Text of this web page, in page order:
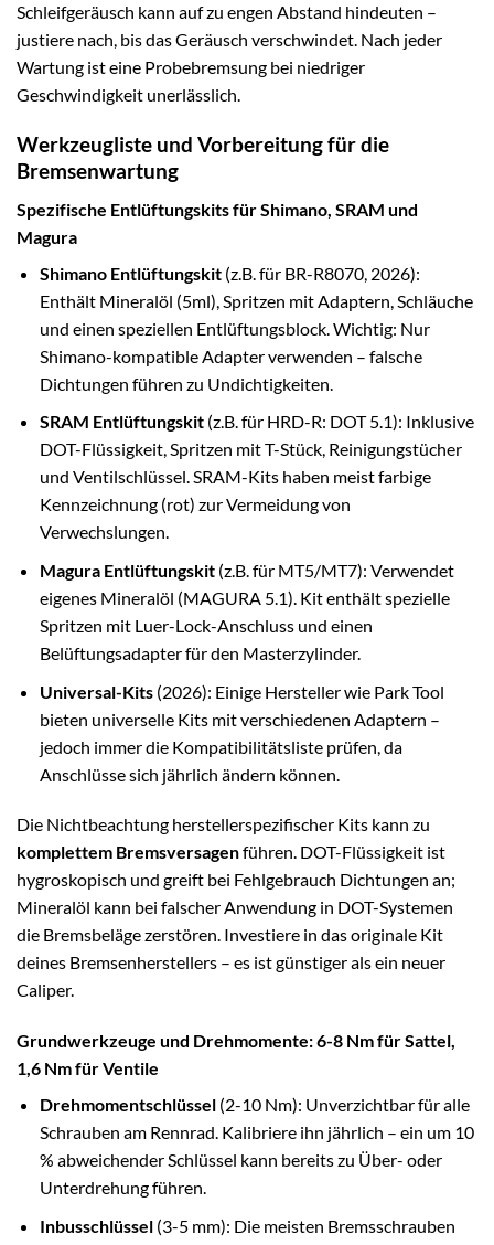
Schleifgeräusch kann auf zu engen Abstand hindeuten –
justiere nach, bis das Geräusch verschwindet. Nach jeder
Wartung ist eine Probebremsung bei niedriger
Geschwindigkeit unerlässlich.
Werkzeugliste und Vorbereitung für die
Bremsenwartung
Spezifische Entlüftungskits für Shimano, SRAM und
Magura
Shimano Entlüftungskit(z.B. für BR-R8070, 2026):
Enthält Mineralöl (5ml), Spritzen mit Adaptern, Schläuche
und einen speziellen Entlüftungsblock. Wichtig: Nur
Shimano-kompatible Adapter verwenden – falsche
Dichtungen führen zu Undichtigkeiten.
SRAM Entlüftungskit(z.B. für HRD-R: DOT 5.1): Inklusive
DOT-Flüssigkeit, Spritzen mit T-Stück, Reinigungstücher
und Ventilschlüssel. SRAM-Kits haben meist farbige
Kennzeichnung (rot) zur Vermeidung von
Verwechslungen.
Magura Entlüftungskit(z.B. für MT5/MT7): Verwendet
eigenes Mineralöl (MAGURA 5.1). Kit enthält spezielle
Spritzen mit Luer-Lock-Anschluss und einen
Belüftungsadapter für den Masterzylinder.
Universal-Kits(2026): Einige Hersteller wie Park Tool
bieten universelle Kits mit verschiedenen Adaptern –
jedoch immer die Kompatibilitätsliste prüfen, da
Anschlüsse sich jährlich ändern können.
Die Nichtbeachtung herstellerspezifischer Kits kann zu
komplettem Bremsversagenführen. DOT-Flüssigkeit ist
hygroskopisch und greift bei Fehlgebrauch Dichtungen an;
Mineralöl kann bei falscher Anwendung in DOT-Systemen
die Bremsbeläge zerstören. Investiere in das originale Kit
deines Bremsenherstellers – es ist günstiger als ein neuer
Caliper.
Grundwerkzeuge und Drehmomente: 6-8 Nm für Sattel,
1,6 Nm für Ventile
Drehmomentschlüssel(2-10 Nm): Unverzichtbar für alle
Schrauben am Rennrad. Kalibriere ihn jährlich – ein um 10
% abweichender Schlüssel kann bereits zu Über- oder
Unterdrehung führen.
Inbusschlüssel(3-5 mm): Die meisten Bremsschrauben